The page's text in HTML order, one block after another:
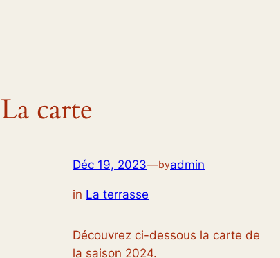
La carte
Déc 19, 2023—byadmin
in La terrasse
Découvrez ci-dessous la carte de
la saison 2024.